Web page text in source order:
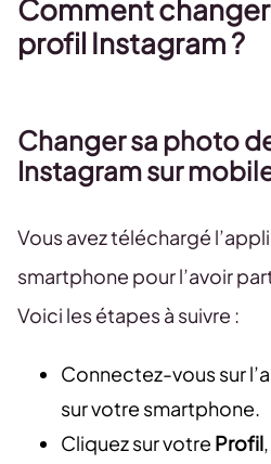
Comment
profil Instagram ?
Changer sa photo
Instagramsur
Vous avez téléchargé
smartphone pour l’avoir
Voici les étapes à suivre :
Connectez-vous sur
sur votre smartphone.
Cliquez sur votre Profil